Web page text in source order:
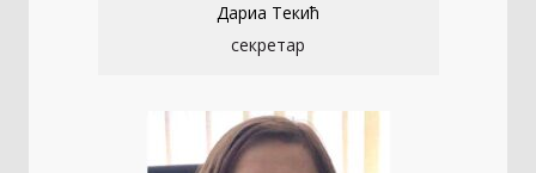
Дариа Текић
секретар